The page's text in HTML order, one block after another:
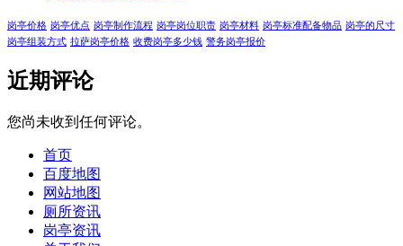
岗亭价格 岗亭优点 岗亭制作流程 岗亭岗位职责 岗亭材料 岗亭标准配备物品 岗亭的尺寸
岗亭组装方式 拉萨岗亭价格 收费岗亭多少钱 警务岗亭报价
近期评论
您尚未收到任何评论。
首页
百度地图
网站地图
厕所资讯
岗亭资讯